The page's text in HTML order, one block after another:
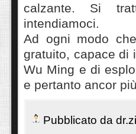
calzante. Si
intendiamoci.
Ad ogni modo
gratuito, capace di
Wu Ming e di
e pertanto ancor
Pubblicato da